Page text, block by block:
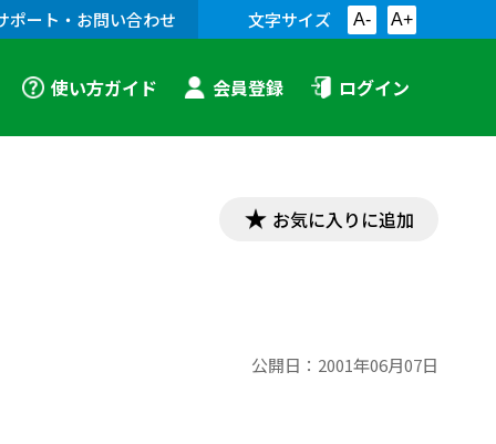
ポート・お問い合わせ 文字サイズ A- A+
使い方ガイド 会員登録 ログイン
お気に入りに追加
公開日： 2001年06月07日